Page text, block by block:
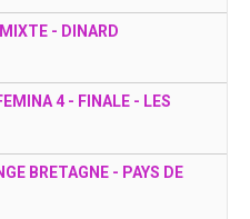
- DINARD
4 - FINALE - LES
BRETAGNE - PAYS DE